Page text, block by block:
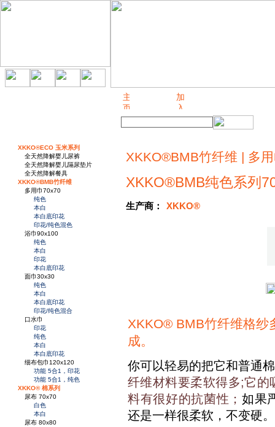
XKKO®ECO 玉米系列
全天然降解婴儿尿裤
全天然降解婴儿隔尿垫片
全天然降解餐具
XKKO®BMB竹纤维
多用巾70x70
纯色
本白
本白底印花
印花/纯色混色
浴巾90x100
纯色
本白
印花
本白底印花
面巾30x30
纯色
本白
本白底印花
印花/纯色混合
口水巾
印花
纯色
本白
本白底印花
细布包巾120x120
功能 5合1，印花
功能 5合1，纯色
XKKO® 棉系列
尿布 70x70
白色
本白
尿布 80x80
XKKO®BMB竹纤维 | 多
XKKO®BMB纯色系列
生产商： XKKO®
XKKO® BMB竹纤维格纱
成。
你可以轻易的把它和普通
纤维材料要柔软得多;它的
料有很好的抗菌性； 如果
还是一样很柔软，不变硬。